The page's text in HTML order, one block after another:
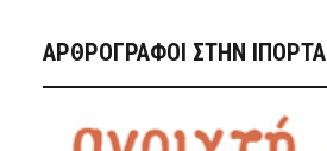
ΑΡΘΡΟΓΡΑΦΟΙ ΣΤΗΝ IΠΟΡΤΑ